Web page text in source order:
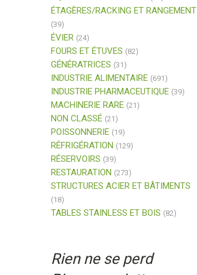
ÉTAGÈRES/RACKING ET RANGEMENT
(39)
ÉVIER (24)
FOURS ET ÉTUVES (82)
GÉNÉRATRICES (31)
INDUSTRIE ALIMENTAIRE (691)
INDUSTRIE PHARMACEUTIQUE (39)
MACHINERIE RARE (21)
NON CLASSÉ (21)
POISSONNERIE (19)
RÉFRIGÉRATION (129)
RÉSERVOIRS (39)
RESTAURATION (273)
STRUCTURES ACIER ET BÂTIMENTS
(18)
TABLES STAINLESS ET BOIS (82)
Rien ne se perd